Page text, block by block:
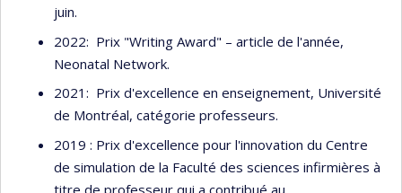
juin.
2022: Prix "Writing Award" – article de l'année,
Neonatal Network.
2021: Prix d'excellence en enseignement, Université
de Montréal, catégorie professeurs.
2019 : Prix d'excellence pour l'innovation du Centre
de simulation de la Faculté des sciences infirmières à
titre de professeur qui a contribué au